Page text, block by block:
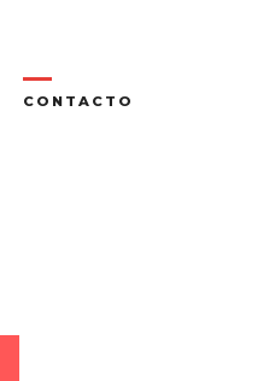
CONTACTO